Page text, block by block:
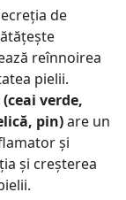
de
reînnoirea
pielii.
verde,
pin)are un
și
și creșterea